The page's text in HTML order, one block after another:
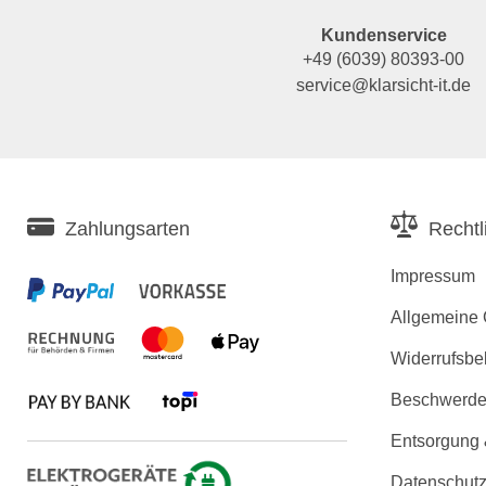
Kundenservice
+49 (6039) 80393-00
service@klarsicht-it.de
Zahlungsarten
Impressum
Allgemeine
Entsorgung